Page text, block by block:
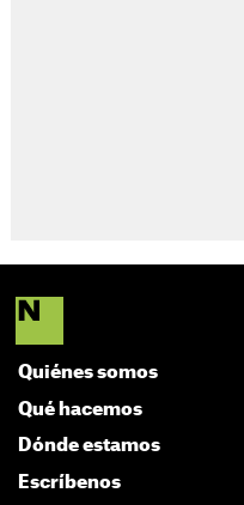
Quiénes somos
Qué hacemos
Dónde estamos
Escríbenos